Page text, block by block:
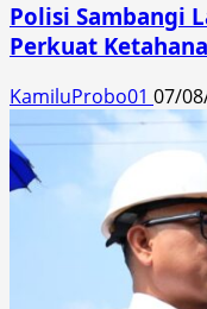
Polisi Sambangi
Perkuat
KamiluProbo01 07/